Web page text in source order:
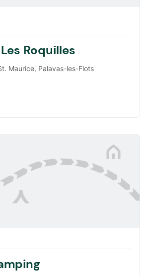
Roquilles
Maurice, Palavas-les-Flots